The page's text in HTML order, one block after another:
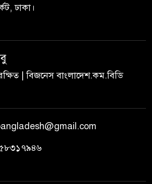
ঢাকা।
| বিজনেস বাংলাদেশ.কম.বিডি